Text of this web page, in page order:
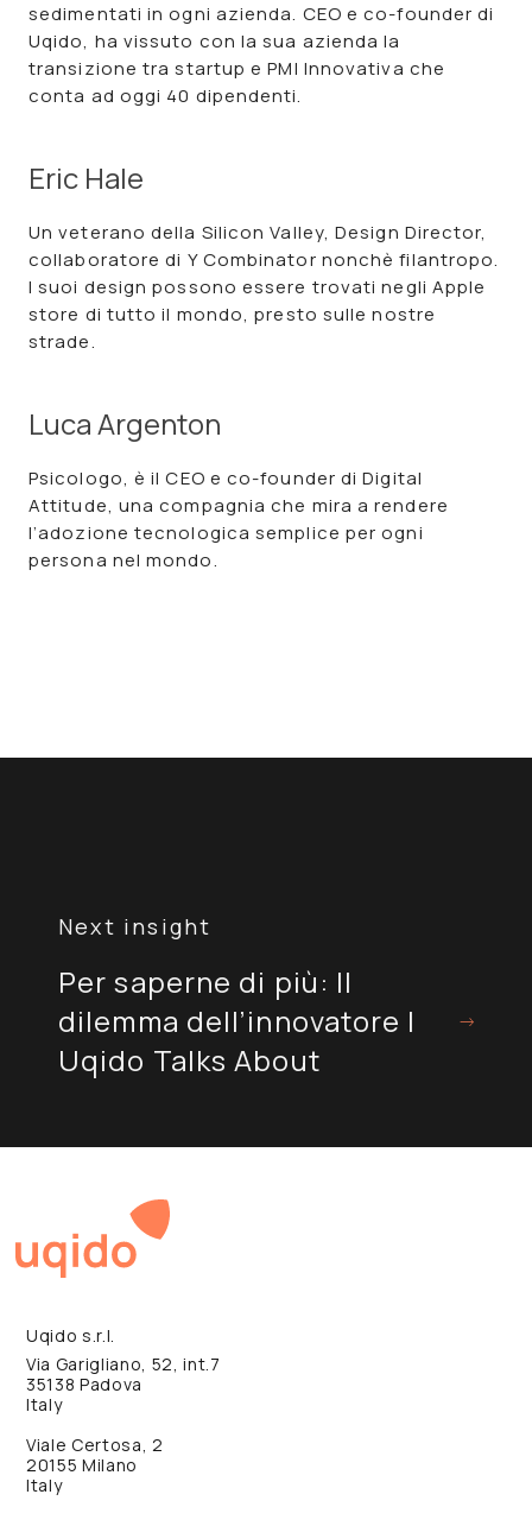
sedimentati in ogni azienda. CEO e co-founder di
Uqido, ha vissuto con la sua azienda la
transizione tra startup e PMI Innovativa che
conta ad oggi 40 dipendenti.
Eric Hale
Un veterano della Silicon Valley, Design Director,
collaboratore di Y Combinator nonchè filantropo.
I suoi design possono essere trovati negli Apple
store di tutto il mondo, presto sulle nostre
strade.
Luca Argenton
Psicologo, è il CEO e co-founder di Digital
Attitude, una compagnia che mira a rendere
l’adozione tecnologica semplice per ogni
persona nel mondo.
Per saperne di più: Il
dilemma dell’innovatore |
Uqido Talks About
Uqido s.r.l.
Via Garigliano, 52, int.7
35138 Padova
Italy
Viale Certosa, 2
20155 Milano
Italy